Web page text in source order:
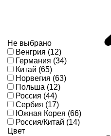
Не выбрано
Венгрия (12)
Германия (34)
Китай (65)
Норвегия (63)
Польша (12)
Россия (44)
Сербия (17)
Южная Корея (66)
Россия/Китай (14)
Цвет